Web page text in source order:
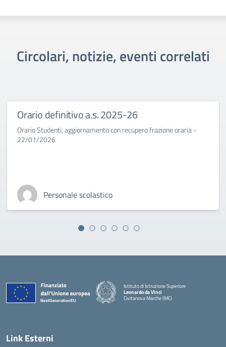
Circolari, notizie, eventi correlati
Orario definitivo a.s. 2025-26
Orario Studenti, aggiornamento con recupero frazione oraria -
22/01/2026
Personale scolastico
Istituto di Istruzione Superiore
Leonardo da Vinci
Civitanova Marche (MC)
Link Esterni